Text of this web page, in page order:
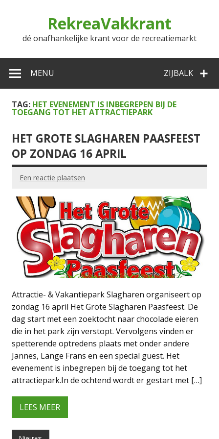
RekreaVakkrant
dé onafhankelijke krant voor de recreatiemarkt
ZIJBALK
MENU
TAG: HET EVENEMENT IS INBEGREPEN BIJ DE
TOEGANG TOT HET ATTRACTIEPARK
HET GROTE SLAGHAREN PAASFEEST
OP ZONDAG 16 APRIL
Een reactie plaatsen
Attractie- & Vakantiepark Slagharen organiseert op
zondag 16 april Het Grote Slagharen Paasfeest. De
dag start met een zoektocht naar chocolade eieren
die in het park zijn verstopt. Vervolgens vinden er
spetterende optredens plaats met onder andere
Jannes, Lange Frans en een special guest. Het
evenement is inbegrepen bij de toegang tot het
attractiepark.In de ochtend wordt er gestart met […]
LEES MEER